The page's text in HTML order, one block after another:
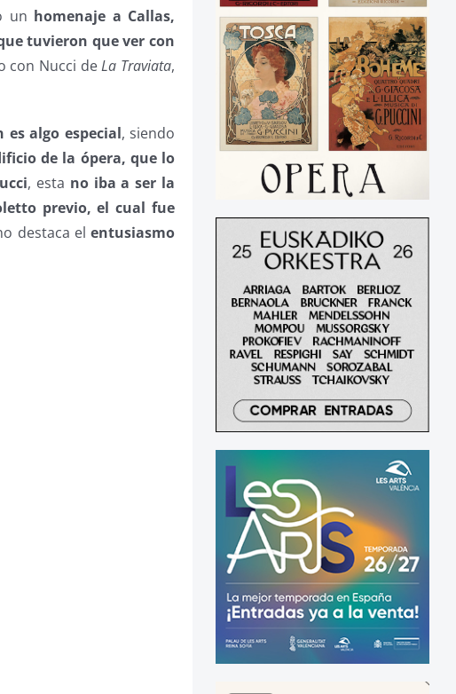
un homenaje a Callas,
tuvieron que ver con
con Nucci deLa Traviata,
algo especial, siendo
de la ópera, que lo
, esta no iba a ser la
previo, el cual fue
destaca el entusiasmo